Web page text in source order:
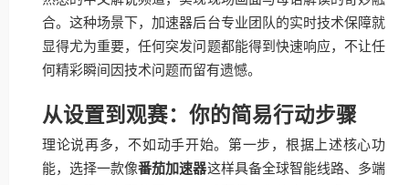
合。这种场景下，加速器后台专业团队的实时技术保障就
显得尤为重要，任何突发问题都能得到快速响应，不让任
何精彩瞬间因技术问题而留有遗憾。
从设置到观赛：你的简易行动步骤
理论说再多，不如动手开始。第一步，根据上述核心功
能，选择一款像番茄加速器这样具备全球智能线路、多端